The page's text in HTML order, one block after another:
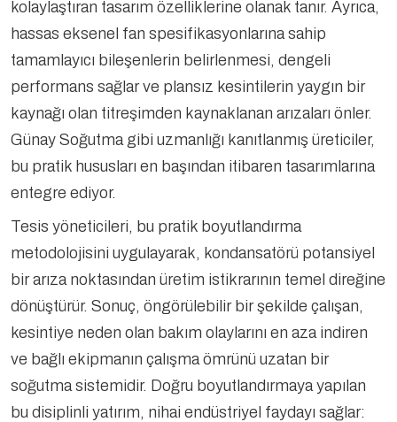
kolaylaştıran tasarım özelliklerine olanak tanır. Ayrıca,
hassas eksenel fan spesifikasyonlarına sahip
tamamlayıcı bileşenlerin belirlenmesi, dengeli
performans sağlar ve plansız kesintilerin yaygın bir
kaynağı olan titreşimden kaynaklanan arızaları önler.
Günay Soğutma gibi uzmanlığı kanıtlanmış üreticiler,
bu pratik hususları en başından itibaren tasarımlarına
entegre ediyor.
Tesis yöneticileri, bu pratik boyutlandırma
metodolojisini uygulayarak, kondansatörü potansiyel
bir arıza noktasından üretim istikrarının temel direğine
dönüştürür. Sonuç, öngörülebilir bir şekilde çalışan,
kesintiye neden olan bakım olaylarını en aza indiren
ve bağlı ekipmanın çalışma ömrünü uzatan bir
soğutma sistemidir. Doğru boyutlandırmaya yapılan
bu disiplinli yatırım, nihai endüstriyel faydayı sağlar: